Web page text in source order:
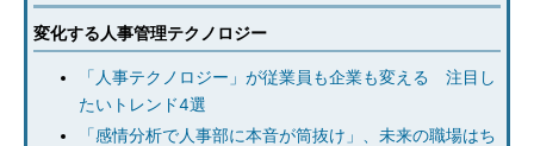
変化する人事管理テクノロジー
「人事テクノロジー」が従業員も企業も変える 注目し
たいトレンド4選
「感情分析で人事部に本音が筒抜け」、未来の職場はち